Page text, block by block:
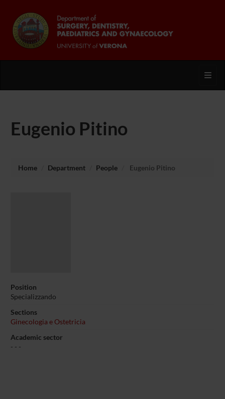
Eugenio Pitino
Home Department People Eugenio Pitino
Position
Specializzando
Sections
Ginecologia e Ostetricia
Academic sector
- - -